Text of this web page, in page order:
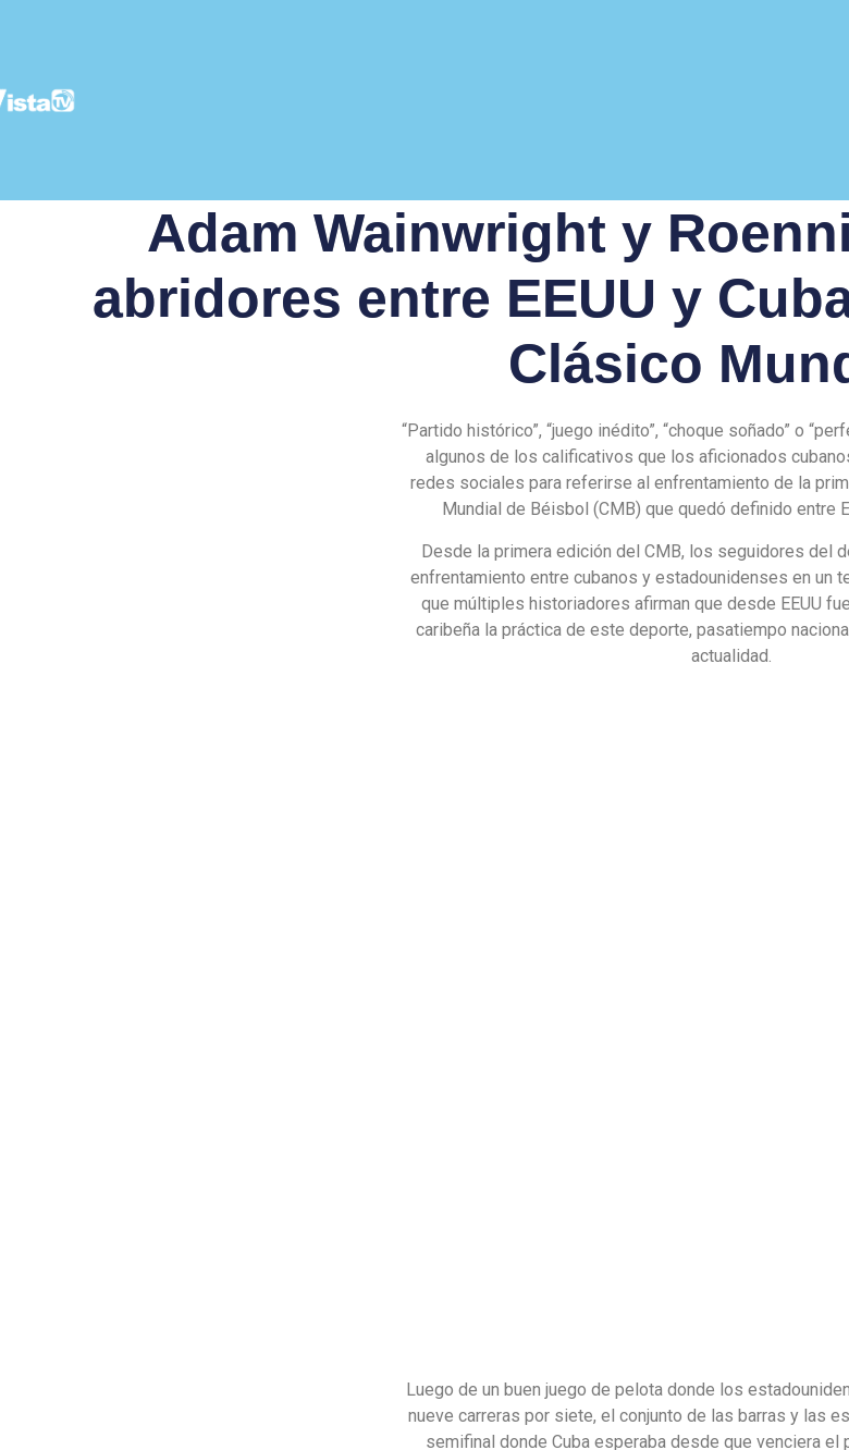
Adam Wainwright y
abridores entre EEUU y
Clásico
“Partido histórico”, “juego inédito”, “choque soñado” o
algunos de los calificativos que los aficionados
redes sociales para referirse al enfrentamiento de la
Mundial de Béisbol (CMB) que quedó definido entre
Desde la primera edición del CMB, los seguidores del
enfrentamiento entre cubanos y estadounidenses en un
que múltiples historiadores afirman que desde EEUU
caribeña la práctica de este deporte, pasatiempo
actualidad.
Luego de un buen juego de pelota donde los
nueve carreras por siete, el conjunto de las barras y las
semifinal donde Cuba esperaba desde que venciera el